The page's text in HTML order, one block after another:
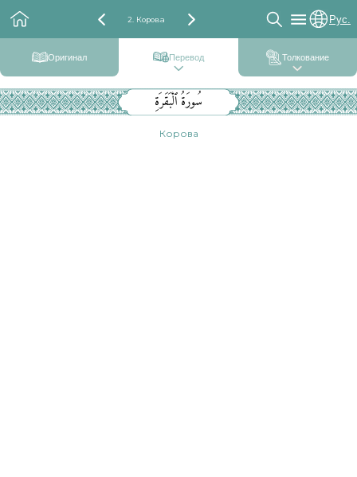
2. Корова Рус.
Оригинал Перевод Толкование
سُورَةُ ٱلْبَقَرَةِ
Корова